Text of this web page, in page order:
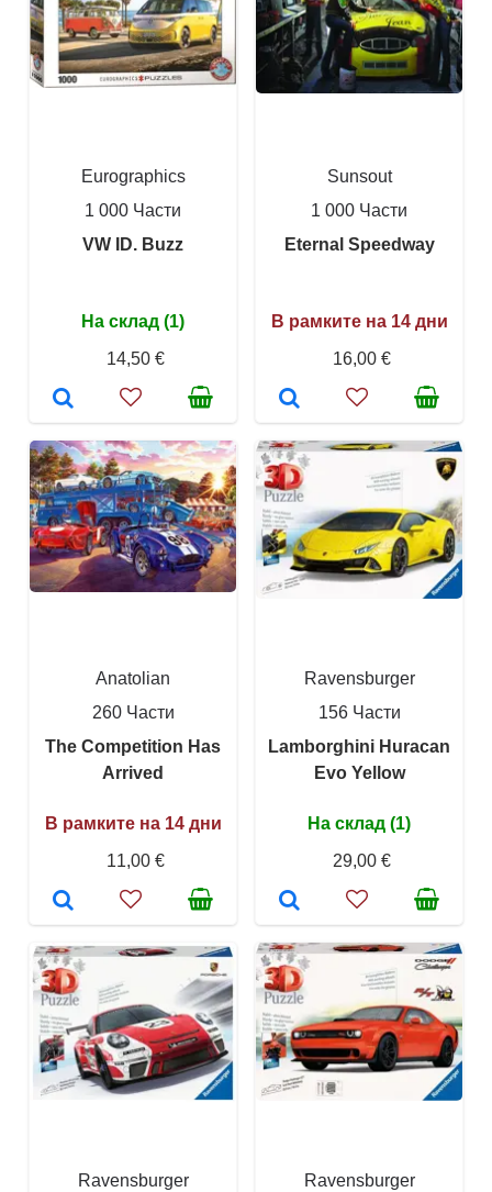
Eurographics
1 000 Части
VW ID. Buzz
На склад (1)
14,50 €
Sunsout
1 000 Части
Eternal Speedway
В рамките на 14 дни
16,00 €
Anatolian
260 Части
The Competition Has
Arrived
В рамките на 14 дни
11,00 €
Ravensburger
156 Части
Lamborghini Huracan
Evo Yellow
На склад (1)
29,00 €
Ravensburger
Ravensburger